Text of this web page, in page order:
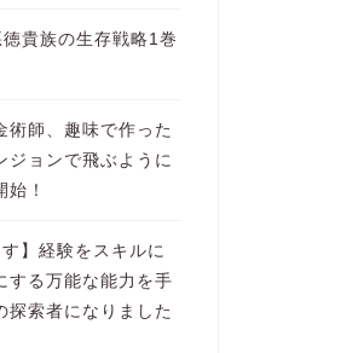
貴族の生存戦略1巻
術師、趣味で作った
ジョンで飛ぶように
！
】経験をスキルに
する万能な能力を手
探索者になりました